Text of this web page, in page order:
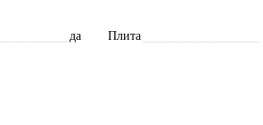
да Плита